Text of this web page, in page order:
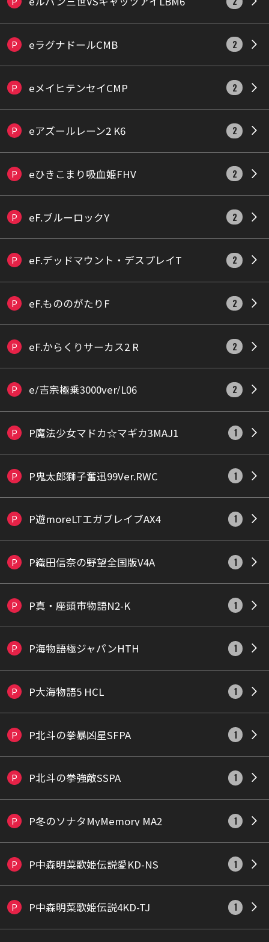
P eラグナドールCMB 2
P eメイヒテンセイCMP 2
P eアズールレーン2 K6 2
P eひきこまり吸血姫FHV 2
P eF.ブルーロックY 2
P eF.デッドマウント・デスプレイT 2
P eF.もののがたりF 2
P eF.からくりサーカス2 R 2
P e/吉宗極乗3000ver/L06 2
P P魔法少女マドカ☆マギカ3MAJ1 1
P P鬼太郎獅子奮迅99Ver.RWC 1
P P遊moreLTエガブレイブAX4 1
P P織田信奈の野望全国版V4A 1
P P真・座頭市物語N2-K 1
P P海物語極ジャパンHTH 1
P P大海物語5 HCL 1
P P北斗の拳暴凶星SFPA 1
P P北斗の拳強敵SSPA 1
P P冬のソナタMyMemory MA2 1
P P中森明菜歌姫伝説愛KD-NS 1
P P中森明菜歌姫伝説4KD-TJ 1